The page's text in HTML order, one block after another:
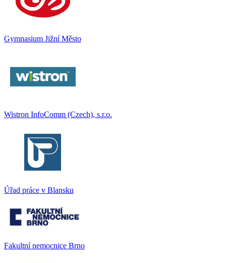
Gymnasium Jižní Město
Wistron InfoComm (Czech), s.r.o.
Úřad práce v Blansku
Fakultní nemocnice Brno